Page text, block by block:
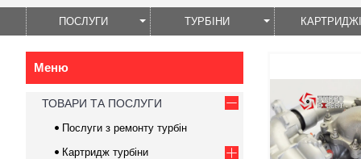
ПОСЛУГИ ТУРБІНИ КАРТРИДЖІ
ТОВАРИ ТА ПОСЛУГИ
Послуги з ремонту турбін
Картридж турбіни